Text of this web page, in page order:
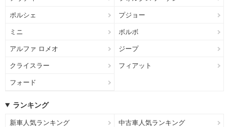
ポルシェ プジョー
ミニ ボルボ
アルファ ロメオ ジープ
クライスラー フィアット
フォード
ランキング
新車人気ランキング 中古車人気ランキング